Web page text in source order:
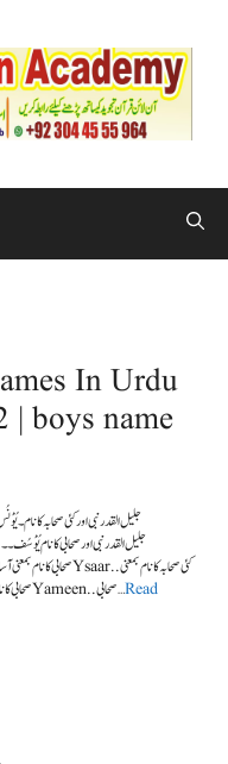
In Urdu
boys name
آسان یُسْر۔۔۔Yosr..صحابی کا نام بمعنی آسانی/ سہولت/ مالی وسعت یَامِیْن۔۔Yameen..صحابی …Read